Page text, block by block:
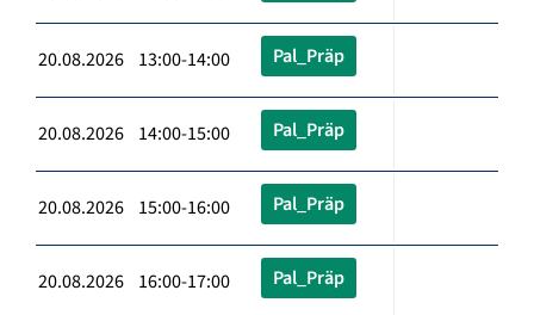
20.08.2026 13:00-14:00 Pal_Präp
20.08.2026 14:00-15:00 Pal_Präp
20.08.2026 15:00-16:00 Pal_Präp
20.08.2026 16:00-17:00 Pal_Präp